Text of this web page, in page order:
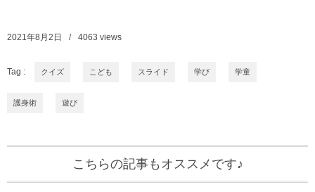
2021年8月2日 4063 views
Tag : クイズ こども スライド 学び 学童
護身術 遊び
こちらの記事もオススメです♪